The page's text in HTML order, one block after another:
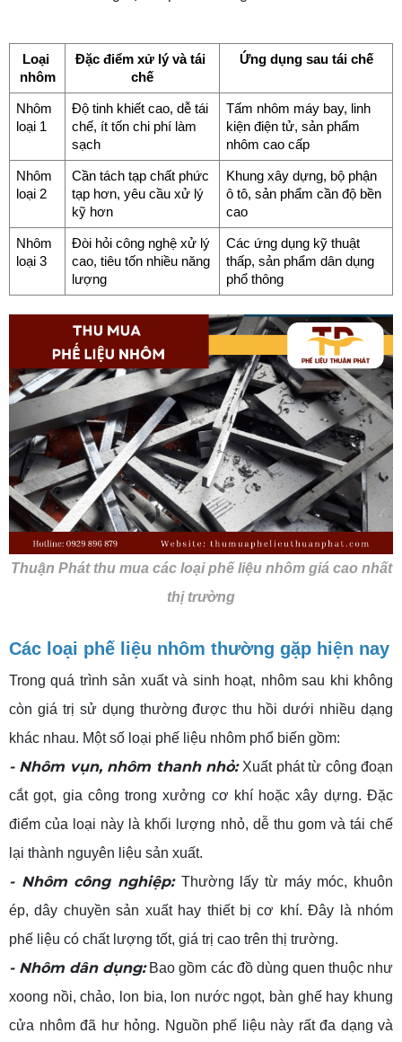
Loại
nhôm
Đặc điểm xử lý và tái
chế
Ứng dụng sau tái chế
Nhôm
loại 1
Độ tinh khiết cao, dễ tái
chế, ít tốn chi phí làm
sạch
Tấm nhôm máy bay, linh
kiện điện tử, sản phẩm
nhôm cao cấp
Nhôm
loại 2
Cần tách tạp chất phức
tạp hơn, yêu cầu xử lý
kỹ hơn
Khung xây dựng, bộ phận
ô tô, sản phẩm cần độ bền
cao
Nhôm
loại 3
Đòi hỏi công nghệ xử lý
cao, tiêu tốn nhiều năng
lượng
Các ứng dụng kỹ thuật
thấp, sản phẩm dân dụng
phổ thông
Thuận Phát thu mua các loại phế liệu nhôm giá cao nhất
thị trường
Các loại phế liệu nhôm thường gặp hiện nay
Trong quá trình sản xuất và sinh hoạt, nhôm sau khi không
còn giá trị sử dụng thường được thu hồi dưới nhiều dạng
khác nhau. Một số loại phế liệu nhôm phổ biến gồm:
- Nhôm vụn, nhôm thanh nhỏ:Xuất phát từ công đoạn
cắt gọt, gia công trong xưởng cơ khí hoặc xây dựng. Đặc
điểm của loại này là khối lượng nhỏ, dễ thu gom và tái chế
lại thành nguyên liệu sản xuất.
- Nhôm công nghiệp: Thường lấy từ máy móc, khuôn
ép, dây chuyền sản xuất hay thiết bị cơ khí. Đây là nhóm
phế liệu có chất lượng tốt, giá trị cao trên thị trường.
- Nhôm dân dụng:Bao gồm các đồ dùng quen thuộc như
xoong nồi, chảo, lon bia, lon nước ngọt, bàn ghế hay khung
cửa nhôm đã hư hỏng. Nguồn phế liệu này rất đa dạng và